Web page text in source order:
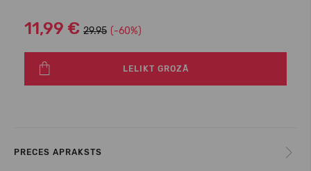
11,99 € 29.95 (-60%)
LELIKT GROZĀ
PRECES APRAKSTS